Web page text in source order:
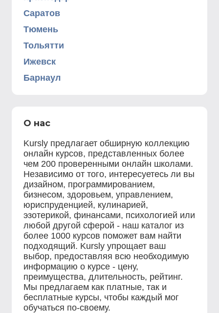
Саратов
Тюмень
Тольятти
Ижевск
Барнаул
О нас
Kursly предлагает обширную коллекцию
онлайн курсов, представленных более
чем 200 проверенными онлайн школами.
Независимо от того, интересуетесь ли вы
дизайном, программированием,
бизнесом, здоровьем, управлением,
юриспруденцией, кулинарией,
эзотерикой, финансами, психологией или
любой другой сферой - наш каталог из
более 1000 курсов поможет вам найти
подходящий. Kursly упрощает ваш
выбор, предоставляя всю необходимую
информацию о курсе - цену,
преимущества, длительность, рейтинг.
Мы предлагаем как платные, так и
бесплатные курсы, чтобы каждый мог
обучаться по-своему.